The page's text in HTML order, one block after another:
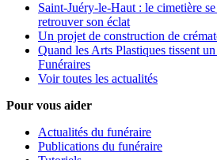
Saint-Juéry-le-Haut : le cimetière
retrouver son éclat
Un projet de construction de
Quand les Arts Plastiques tissent
Funéraires
Voir toutes les actualités
Pour vous aider
Actualités du funéraire
Publications du funéraire